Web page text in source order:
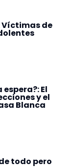
de
El
y el
Blanca
todo pero